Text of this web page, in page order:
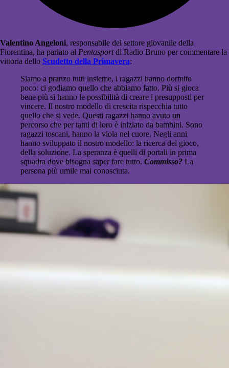
Valentino Angeloni, responsabile del settore giovanile della
Fiorentina, ha parlato al Pentasportdi Radio Bruno per commentare la
vittoria dello Scudetto della Primavera:
Siamo a pranzo tutti insieme, i ragazzi hanno dormito
poco: ci godiamo quello che abbiamo fatto. Più si gioca
bene più si hanno le possibilità di creare i presupposti per
vincere. Il nostro modello di crescita rispecchia tutto
quello che si vede. Questi ragazzi hanno avuto un
percorso che per tanti di loro è iniziato da bambini. Sono
ragazzi toscani, hanno la viola nel cuore. Negli anni
hanno sviluppato il nostro modello: la ricerca del gioco,
della soluzione. La speranza è quelli di portali in prima
squadra dove bisogna saper fare tutto. Commisso? La
persona più umile mai conosciuta.